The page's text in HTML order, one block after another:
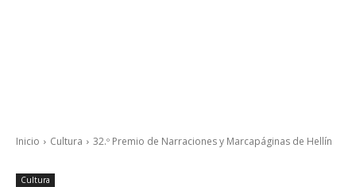
Inicio Cultura 32.º Premio de Narraciones y Marcapáginas de Hellín
Cultura